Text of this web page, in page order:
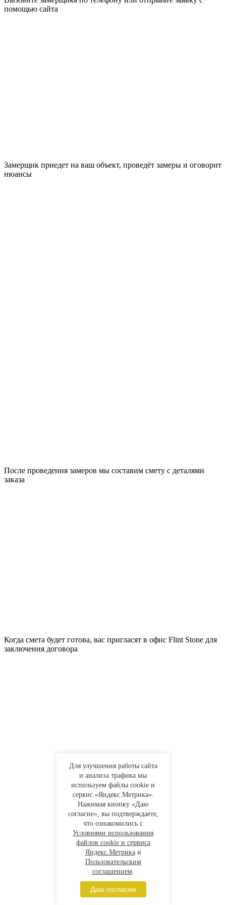
помощью сайта
Замерщик приедет на ваш объект, проведёт замеры и оговорит
нюансы
После проведения замеров мы составим смету с деталями
заказа
Когда смета будет готова, вас пригласят в офис Flint Stone для
заключения договора
Для улучшения работы сайта
и анализа трафика мы
используем файлы cookie и
сервис «Яндекс.Метрика».
Нажимая кнопку «Даю
согласие», вы подтверждаете,
что ознакомились с
Условиями использования
файлов cookie и сервиса
Яндекс.Метрикаи
Пользовательским
соглашением.
Даю согласие